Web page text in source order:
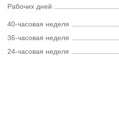
Рабочих дней
40-часовая неделя
36-часовая неделя
24-часовая неделя